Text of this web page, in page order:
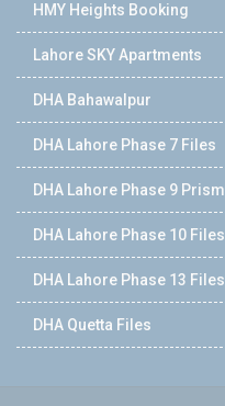
HMY Heights Booking
Lahore SKY Apartments
DHA Bahawalpur
DHA Lahore Phase 7 Files
DHA Lahore Phase 9 Prism
DHA Lahore Phase 10 Files
DHA Lahore Phase 13 Files
DHA Quetta Files